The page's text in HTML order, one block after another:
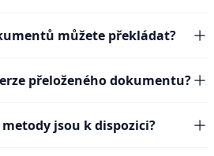
můžete překládat?
přeloženého dokumentu?
jsou k dispozici?